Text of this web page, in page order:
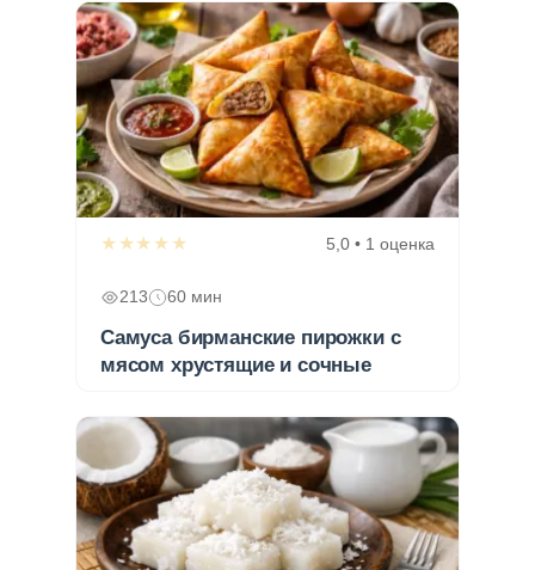
★★★★★ 5,0 • 1 оценка
213 60 мин
Самуса бирманские пирожки с
мясом хрустящие и сочные